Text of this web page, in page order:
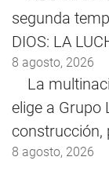
segunda
DIOS: LA
8 agosto, 2026
La
elige a Grupo
construcción,
8 agosto, 2026